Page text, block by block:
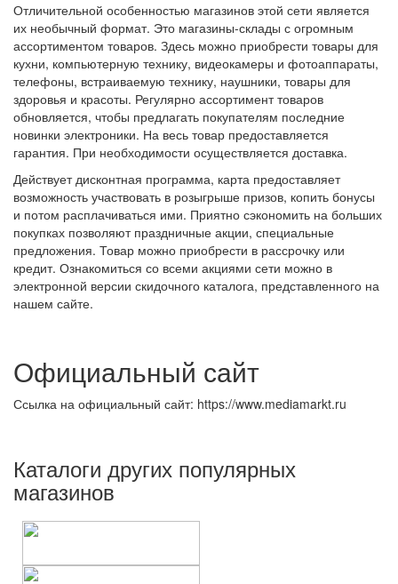
Отличительной особенностью магазинов этой сети является
их необычный формат. Это магазины-склады с огромным
ассортиментом товаров. Здесь можно приобрести товары для
кухни, компьютерную технику, видеокамеры и фотоаппараты,
телефоны, встраиваемую технику, наушники, товары для
здоровья и красоты. Регулярно ассортимент товаров
обновляется, чтобы предлагать покупателям последние
новинки электроники. На весь товар предоставляется
гарантия. При необходимости осуществляется доставка.
Действует дисконтная программа, карта предоставляет
возможность участвовать в розыгрыше призов, копить бонусы
и потом расплачиваться ими. Приятно сэкономить на больших
покупках позволяют праздничные акции, специальные
предложения. Товар можно приобрести в рассрочку или
кредит. Ознакомиться со всеми акциями сети можно в
электронной версии скидочного каталога, представленного на
нашем сайте.
Официальный сайт
Ссылка на официальный сайт: https://www.mediamarkt.ru
Каталоги других популярных
магазинов